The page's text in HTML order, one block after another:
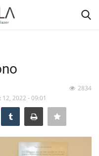
2022 - 09:01
2834